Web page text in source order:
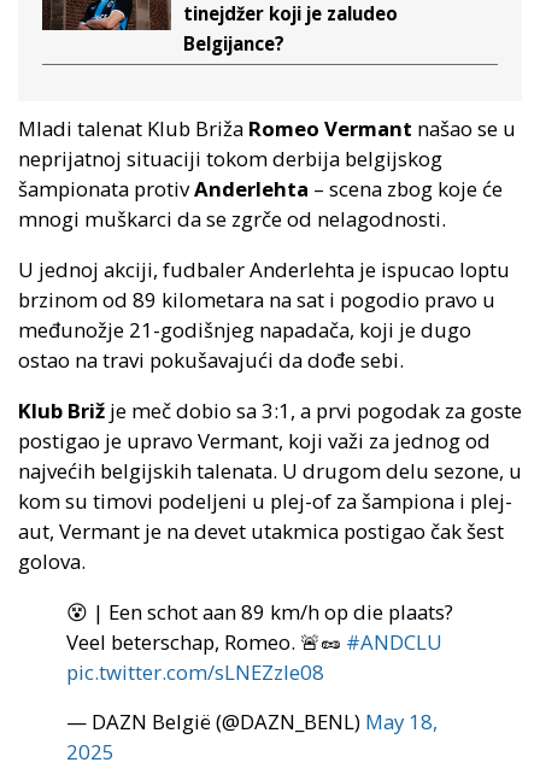
tinejdžer koji je zaludeo
Belgijance?
Mladi talenat Klub Briža Romeo Vermant našao se u
neprijatnoj situaciji tokom derbija belgijskog
šampionata protivAnderlehta – scena zbog koje će
mnogi muškarci da se zgrče od nelagodnosti.
U jednoj akciji, fudbaler Anderlehta je ispucao loptu
brzinom od 89 kilometara na sat i pogodio pravo u
međunožje 21-godišnjeg napadača, koji je dugo
ostao na travi pokušavajući da dođe sebi.
Klub Briž je meč dobio sa 3:1, a prvi pogodak za goste
postigao je upravo Vermant, koji važi za jednog od
najvećih belgijskih talenata. U drugom delu sezone, u
kom su timovi podeljeni u plej-of za šampiona i plej-
aut, Vermant je na devet utakmica postigao čak šest
golova.
😵 | Een schot aan 89 km/h op die plaats?
Veel beterschap, Romeo. 🚨🥜 #ANDCLU
pic.twitter.com/sLNEZzle08
— DAZN België (@DAZN_BENL) May 18,
2025